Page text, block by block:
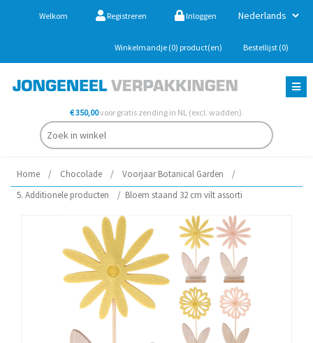
Welkom Registreren Inloggen
Winkelmandje (0) product(en) Bestellijst (0)
€ 350,00voor gratis zending in NL (excl. wadden).
Home / Chocolade / Voorjaar Botanical Garden
/
5. Additionele producten
/ Bloem staand 32 cm vilt assorti